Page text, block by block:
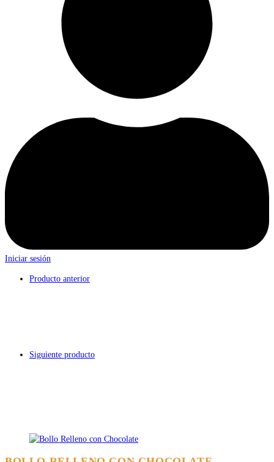
Iniciar sesión
Producto anterior
Siguiente producto